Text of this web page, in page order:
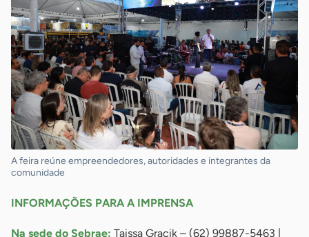
A feira reúne empreendedores, autoridades e integrantes da
comunidade
INFORMAÇÕES PARA A IMPRENSA
Na sede do Sebrae: Taissa Gracik – (62) 99887-5463 |